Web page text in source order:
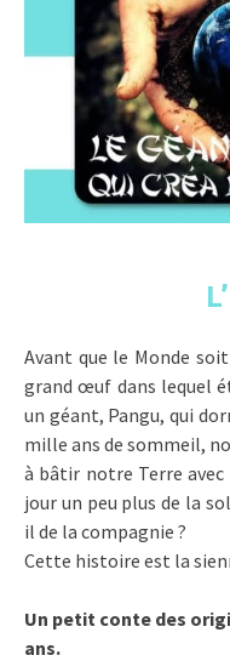
Avant que le Monde
grand œuf dans lequel
un géant, Pangu, qui
mille ans de sommeil,
à bâtir notre Terre
jour un peu plus de la
il de la compagnie ?
Cette histoire est la
Un petit conte des
ans.